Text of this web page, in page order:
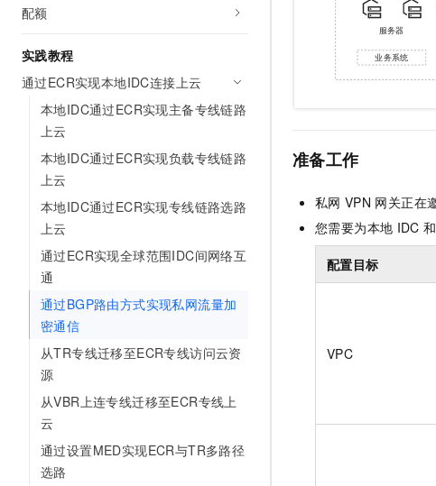
配额
实践教程
通过ECR实现本地IDC连接上云
本地IDC通过ECR实现主备专线链路
上云
本地IDC通过ECR实现负载专线链路
上云
本地IDC通过ECR实现专线链路选路
上云
通过ECR实现全球范围IDC间网络互
通
通过BGP路由方式实现私网流量加
密通信
从TR专线迁移至ECR专线访问云资
源
从VBR上连专线迁移至ECR专线上
云
通过设置MED实现ECR与TR多路径
选路
准备工作
私网 VPN 网关正在
您需要为本地 IDC
配置目标
VPC